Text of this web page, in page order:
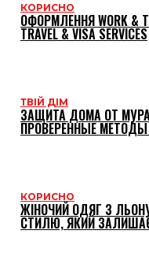
КОРИСНО
ОФОРМЛЕННЯ WORK &
TRAVEL & VISA SERVICES
ТВІЙ ДІМ
ЗАЩИТА ДОМА ОТ
ПРОВЕРЕННЫЕ
КОРИСНО
ЖІНОЧИЙ ОДЯГ З ЛЬОНУ
СТИЛЮ, ЯКИЙ